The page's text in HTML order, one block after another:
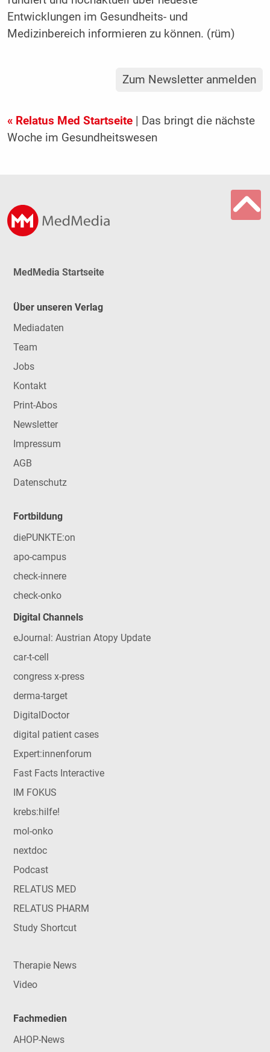
Entwicklungen im Gesundheits- und
Medizinbereich informieren zu können. (rüm)
Zum Newsletter anmelden
« Relatus Med Startseite| Das bringt die nächste
Woche im Gesundheitswesen
MedMedia Startseite
Über unseren Verlag
Mediadaten
Team
Jobs
Kontakt
Print-Abos
Newsletter
Impressum
AGB
Datenschutz
Fortbildung
diePUNKTE:on
apo-campus
check-innere
check-onko
Digital Channels
eJournal: Austrian Atopy Update
car-t-cell
congress x-press
derma-target
DigitalDoctor
digital patient cases
Expert:innenforum
Fast Facts Interactive
IM FOKUS
krebs:hilfe!
mol-onko
nextdoc
Podcast
RELATUS MED
RELATUS PHARM
Study Shortcut
Therapie News
Video
Fachmedien
AHOP-News